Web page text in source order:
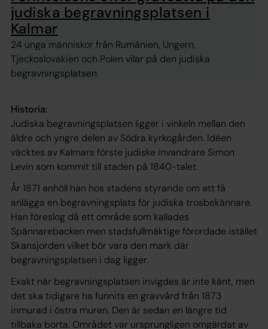
judiska begravningsplatsen i
Kalmar
24 unga människor från Rumänien, Ungern,
Tjeckoslovakien och Polen vilar på den judiska
begravningsplatsen
Historia:
Judiska begravningsplatsen ligger i vinkeln mellan den
äldre och yngre delen av Södra kyrkogården. Idéen
väcktes av Kalmars förste judiske invandrare Simon
Levin som kommit till staden på 1840-talet.
År 1871 anhöll han hos stadens styrande om att få
anlägga en begravningsplats för judiska trosbekännare.
Han föreslog då ett område som kallades
Spännarebacken men stadsfullmäktige förordade istället
Skansjorden vilket bör vara den mark där
begravningsplatsen i dag ligger.
Exakt när begravningsplatsen invigdes är inte känt, men
det ska tidigare ha funnits en gravvård från 1873
inmurad i östra muren. Den är sedan en längre tid
tillbaka borta. Området var ursprungligen omgärdat av